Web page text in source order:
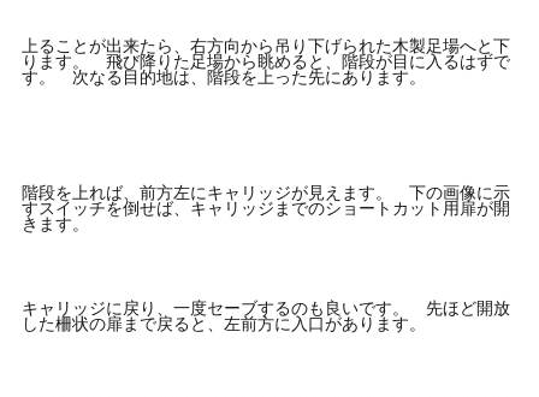
上ることが出来たら、右方向から吊り下げられた木製足場へと下
ります。 飛び降りた足場から眺めると、階段が目に入るはずで
す。 次なる目的地は、階段を上った先にあります。
階段を上れば、前方左にキャリッジが見えます。 下の画像に示
すスイッチを倒せば、キャリッジまでのショートカット用扉が開
きます。
キャリッジに戻り、一度セーブするのも良いです。 先ほど開放
した柵状の扉まで戻ると、左前方に入口があります。